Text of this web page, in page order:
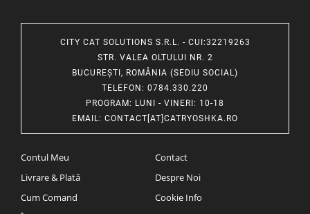
CITY CAT SOLUTIONS S.R.L. - CUI:32219263
STR. VALEA OLTULUI NR. 2
BUCUREȘTI, ROMÂNIA (SEDIU SOCIAL)
TELEFON : 0784.330.220
PROGRAM: LUNI - VINERI: 10-18
EMAIL: CONTACT[AT]CATRYOSHKA.RO
Contul Meu
Livrare & Plată
Cum Comand
Contact
Despre Noi
Cookie Info